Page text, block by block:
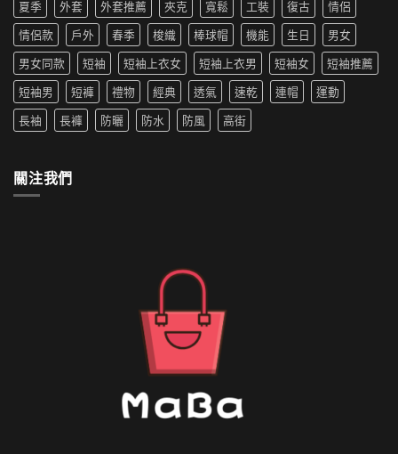
新〉
中
新
寵〉
中
推
薦|
女
生
穿
推
薦〉
中
衣
機
嗎
防
水
外
套
清
洗〉
夏季
外套 外套推薦 夾克 寬鬆 工裝 復古
情侶
情侶款
戶外 春季 梭織 棒球帽 機能 生日
男女
男女同款
短袖 短袖上衣女 短袖上衣男 短袖女
短袖推薦
短袖男
短褲 禮物 經典 透氣 速乾 連帽
運動
長袖
長褲 防曬 防水 防風 高街
關注我們